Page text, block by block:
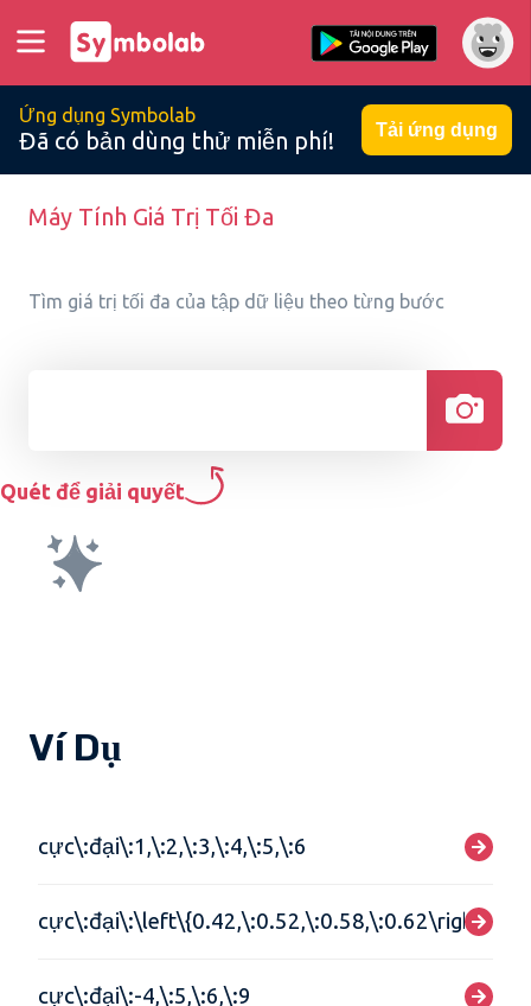
Ứng dụng Symbolab
Đã có bản dùng thử miễn phí! Tải ứng dụng
Máy Tính Giá Trị Tối Đa
Tìm giá trị tối đa của tập dữ liệu theo từng bước
Quét để giải quyết
Ví Dụ
cực\:đại\:1,\:2,\:3,\:4,\:5,\:6
cực\:đại\:\left\{0.42,\:0.52,\:0.58,\:0.62\right\}
cực\:đại\:-4,\:5,\:6,\:9